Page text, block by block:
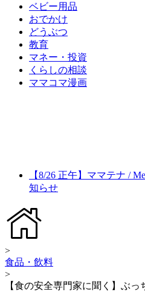
ベビー用品
おでかけ
どうぶつ
教育
マネー・投資
くらしの相談
ママコマ漫画
【8/26 正午】ママテナ /
知らせ
>
食品・飲料
>
【食の安全専門家に聞く】ぶ